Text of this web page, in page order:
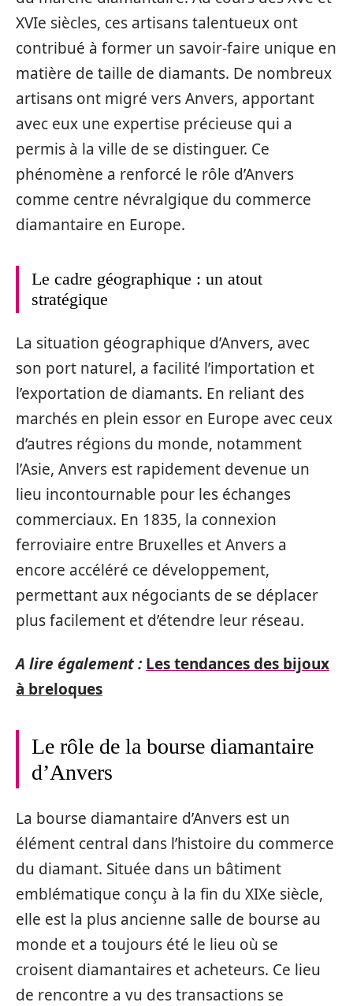
XVIe siècles, ces artisans talentueux ont
contribué à former un savoir-faire unique en
matière de taille de diamants. De nombreux
artisans ont migré vers Anvers, apportant
avec eux une expertise précieuse qui a
permis à la ville de se distinguer. Ce
phénomène a renforcé le rôle d’Anvers
comme centre névralgique du commerce
diamantaire en Europe.
Le cadre géographique : un atout
stratégique
La situation géographique d’Anvers, avec
son port naturel, a facilité l’importation et
l’exportation de diamants. En reliant des
marchés en plein essor en Europe avec ceux
d’autres régions du monde, notamment
l’Asie, Anvers est rapidement devenue un
lieu incontournable pour les échanges
commerciaux. En 1835, la connexion
ferroviaire entre Bruxelles et Anvers a
encore accéléré ce développement,
permettant aux négociants de se déplacer
plus facilement et d’étendre leur réseau.
A lire également : Les tendances des bijoux
à breloques
Le rôle de la bourse diamantaire
d’Anvers
La bourse diamantaire d’Anvers est un
élément central dans l’histoire du commerce
du diamant. Située dans un bâtiment
emblématique conçu à la fin du XIXe siècle,
elle est la plus ancienne salle de bourse au
monde et a toujours été le lieu où se
croisent diamantaires et acheteurs. Ce lieu
de rencontre a vu des transactions se